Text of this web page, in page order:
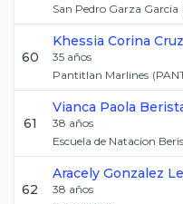
San Pedro Garza Garcia
60
Khessia Corina
35 años
Pantitlan Marlines (
61
Vianca Paola
38 años
Escuela de Natacion
62
Aracely Gonzalez
38 años